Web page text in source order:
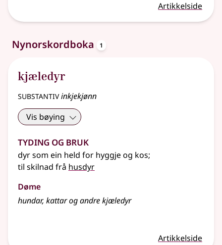
Artikkelside
Nynorskordboka 1
kjæledyr
substantivinkjekjønn
Vis bøying
Tyding og bruk
dyr som ein held for hyggje og kos;
til skilnad frå husdyr
Døme
hundar, kattar og andre kjæledyr
Artikkelside